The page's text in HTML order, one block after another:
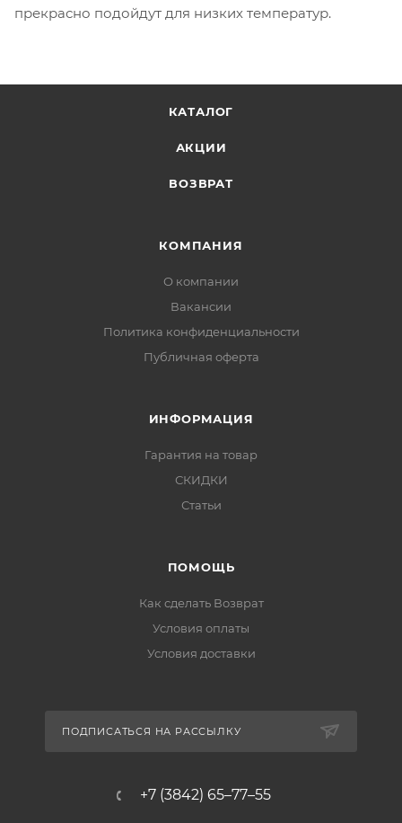
прекрасно подойдут для низких температур.
КАТАЛОГ
АКЦИИ
ВОЗВРАТ
КОМПАНИЯ
О компании
Вакансии
Политика конфиденциальности
Публичная оферта
ИНФОРМАЦИЯ
Гарантия на товар
СКИДКИ
Статьи
ПОМОЩЬ
Как сделать Возврат
Условия оплаты
Условия доставки
ПОДПИСАТЬСЯ НА РАССЫЛКУ
+7 (3842) 65–77–55